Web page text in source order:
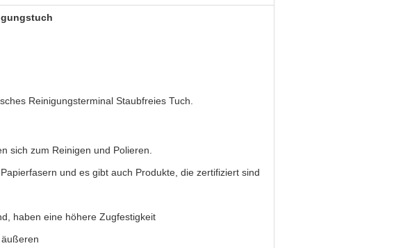
Reinigungsterminal Staubfreies Tuch.
sich zum Reinigen und Polieren.
und es gibt auch Produkte, die zertifiziert sind
haben eine höhere Zugfestigkeit